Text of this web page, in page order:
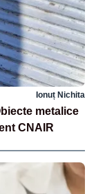
Ionuț Nichita
metalice
CNAIR